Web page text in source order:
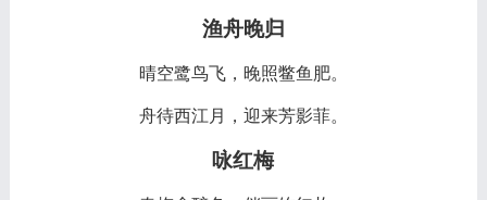
渔舟晚归
晴空鹭鸟飞，晚照鳖鱼肥。
舟待西江月，迎来芳影菲。
咏红梅